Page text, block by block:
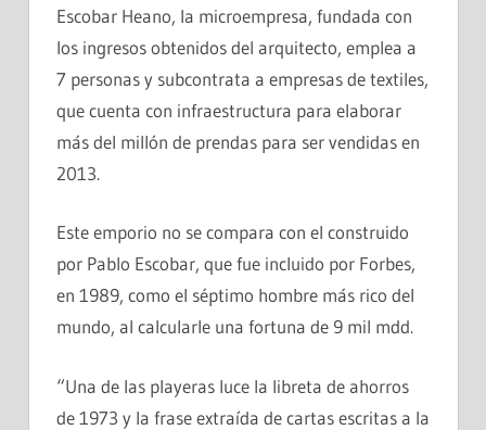
Escobar Heano, la microempresa, fundada con
los ingresos obtenidos del arquitecto, emplea a
7 personas y subcontrata a empresas de textiles,
que cuenta con infraestructura para elaborar
más del millón de prendas para ser vendidas en
2013.
Este emporio no se compara con el construido
por Pablo Escobar, que fue incluido por Forbes,
en 1989, como el séptimo hombre más rico del
mundo, al calcularle una fortuna de 9 mil mdd.
“Una de las playeras luce la libreta de ahorros
de 1973 y la frase extraída de cartas escritas a la